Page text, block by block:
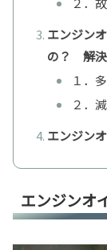
エンジン
の？ 解
１．
２．
エンジン
エンジンオ